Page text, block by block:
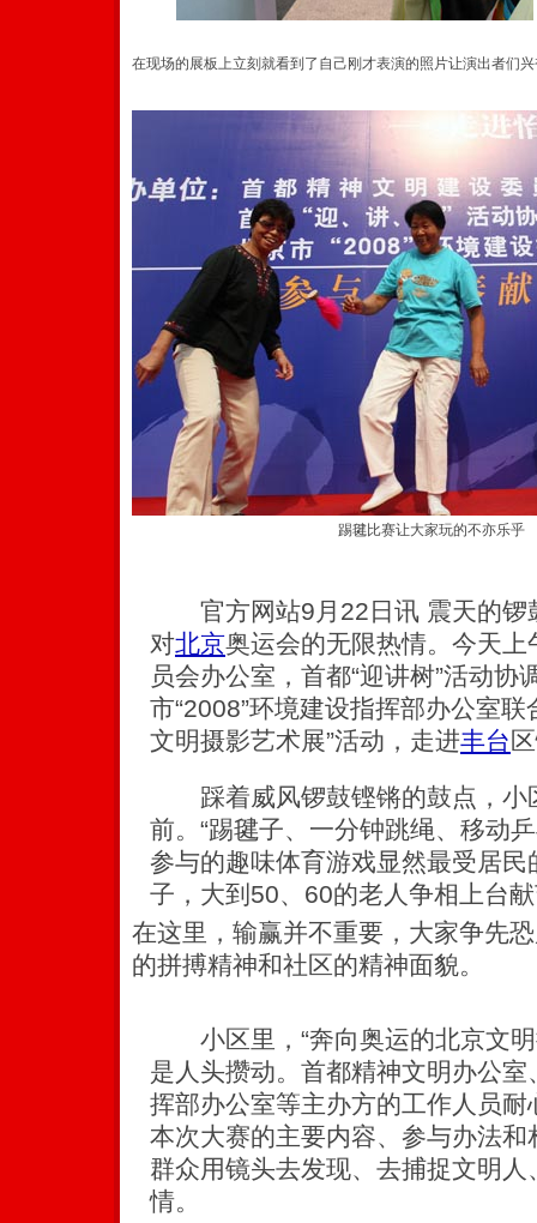
在现场的展板上立刻就看到了自己刚才表演的照片让演出者们
踢毽比赛让大家玩的不亦乐乎
官方网站9月22日讯 震天的锣
对北京奥运会的无限热情。今天
员会办公室，首都“迎讲树”活动协
市“2008”环境建设指挥部办公室
文明摄影艺术展”活动，走进丰台
踩着威风锣鼓铿锵的鼓点，小
前。“踢毽子、一分钟跳绳、移动
参与的趣味体育游戏显然最受居
子，大到50、60的老人争相上台
在这里，输赢并不重要，大家争先
的拼搏精神和社区的精神面貌。
小区里，“奔向奥运的北京文明
是人头攒动。首都精神文明办公室
挥部办公室等主办方的工作人员
本次大赛的主要内容、参与办法
群众用镜头去发现、去捕捉文明
情。